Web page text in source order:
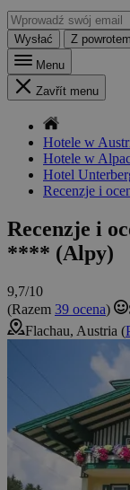
Wysłać
Z powrotem
Menu
Zavřít menu
Hotele w
Hotele w
Hotel
Recenzje i
Recenzje i
**** (Alpy)
9,7/10
(Razem 39 ocena)
Flachau, Austria (